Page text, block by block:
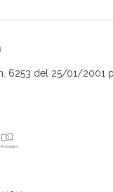
6253 del 25/01/